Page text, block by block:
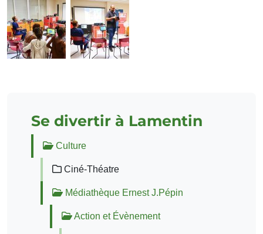
Se divertir à Lamentin
Culture
Ciné-Théatre
Médiathèque Ernest J.Pépin
Action et Évènement